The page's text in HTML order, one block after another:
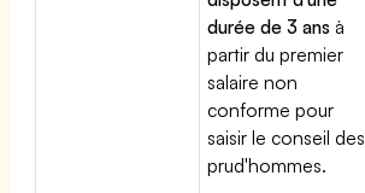
durée de 3 ans à
partir du premier
salaire non
conforme pour
saisir le conseil des
prud'hommes.